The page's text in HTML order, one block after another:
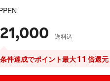
21,000 送料込
条件達成でポイント最大11 倍還元